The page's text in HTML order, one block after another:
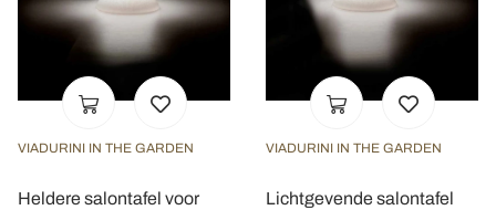
VIADURINI IN THE GARDEN
Heldere salontafel voor
VIADURINI IN THE GARDEN
Lichtgevende salontafel